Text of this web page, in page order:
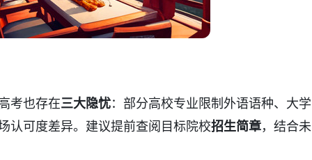
考也存在三大隐忧：部分高校专业限制外语语种、大学
认可度差异。建议提前查阅目标院校招生简章，结合未